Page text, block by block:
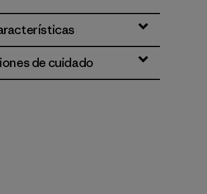
de cuidado